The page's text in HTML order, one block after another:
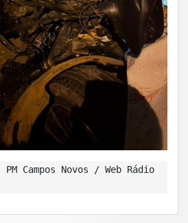
PM Campos Novos / Web Rádio